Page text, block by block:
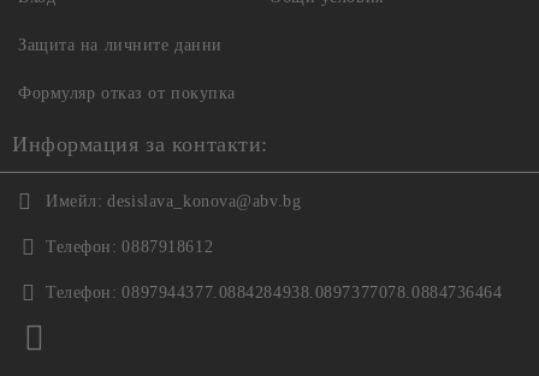
Защита на личните данни
Формуляр отказ от покупка
Информация за контакти:
Имейл: desislava_konova@abv.bg
Телефон: 0887918612
Телефон: 0897944377.0884284938.0897377078.0884736464